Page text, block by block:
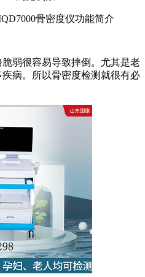
骨密度仪功能简介
弱很容易导致摔倒。尤其是老
病。所以骨密度检测就很有必